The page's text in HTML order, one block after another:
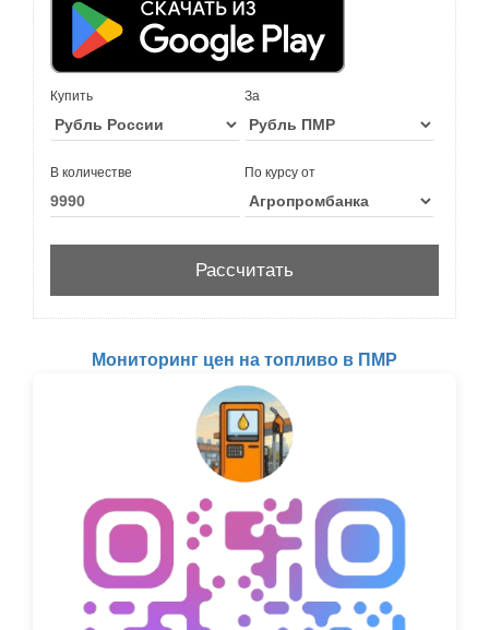
Купить За
В количестве По курсу от
Мониторинг цен на топливо в ПМР